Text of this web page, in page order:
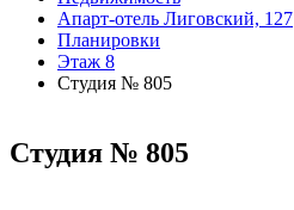
Апарт-отель Лиговский, 127
Планировки
Этаж 8
Студия № 805
Студия № 805